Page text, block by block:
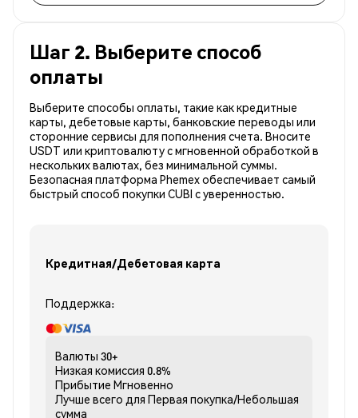
Шаг 2. Выберите способ
оплаты
Выберите способы оплаты, такие как кредитные
карты, дебетовые карты, банковские переводы или
сторонние сервисы для пополнения счета. Вносите
USDT или криптовалюту с мгновенной обработкой в
нескольких валютах, без минимальной суммы.
Безопасная платформа Phemex обеспечивает самый
быстрый способ покупки CUBI с уверенностью.
Кредитная/Дебетовая карта
Поддержка:
Валюты 30+
Низкая комиссия 0.8%
Прибытие Мгновенно
Лучше всего для Первая покупка/Небольшая
сумма